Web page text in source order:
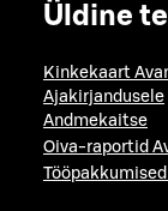
Üldine
Kinkekaart
Ajakirjandusele
Andmekaitse
Oiva-raportid
Tööpakkumised